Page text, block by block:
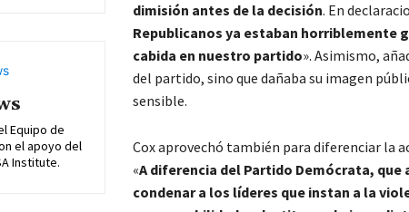
Equipo de
el apoyo del
Institute.
dimisión antes de la decisión. En
Republicanos ya estaban horriblemente
cabida en nuestro partido». Asimismo,
del partido, sino que dañaba su imagen
sensible.
Cox aprovechó también para diferenciar la
«A diferencia del Partido Demócrata,
condenar a los líderes que instan a la